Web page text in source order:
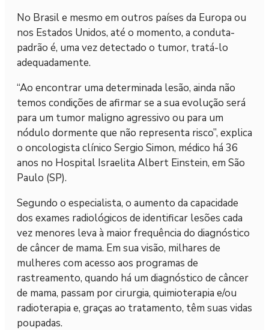
No Brasil e mesmo em outros países da Europa ou
nos Estados Unidos, até o momento, a conduta-
padrão é, uma vez detectado o tumor, tratá-lo
adequadamente.
“Ao encontrar uma determinada lesão, ainda não
temos condições de afirmar se a sua evolução será
para um tumor maligno agressivo ou para um
nódulo dormente que não representa risco”, explica
o oncologista clínico Sergio Simon, médico há 36
anos no Hospital Israelita Albert Einstein, em São
Paulo (SP).
Segundo o especialista, o aumento da capacidade
dos exames radiológicos de identificar lesões cada
vez menores leva à maior frequência do diagnóstico
de câncer de mama. Em sua visão, milhares de
mulheres com acesso aos programas de
rastreamento, quando há um diagnóstico de câncer
de mama, passam por cirurgia, quimioterapia e/ou
radioterapia e, graças ao tratamento, têm suas vidas
poupadas.